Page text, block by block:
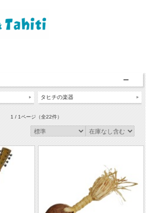
タヒチの楽器
1 / 1ページ（全22件）